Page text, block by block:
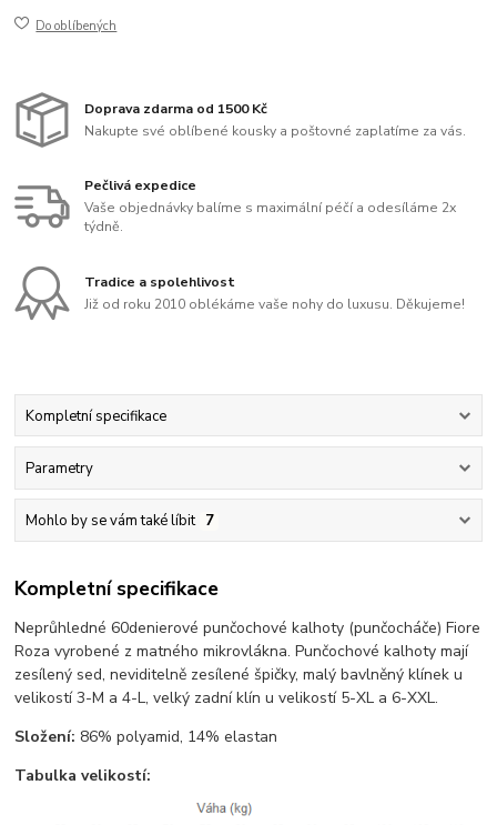
Do oblíbených
Doprava zdarma od 1500 Kč
Nakupte své oblíbené kousky a poštovné zaplatíme za vás.
Pečlivá expedice
Vaše objednávky balíme s maximální péčí a odesíláme 2x
týdně.
Tradice a spolehlivost
Již od roku 2010 oblékáme vaše nohy do luxusu. Děkujeme!
Kompletní specifikace
Parametry
Mohlo by se vám také líbit 7
Kompletní specifikace
Neprůhledné 60denierové punčochové kalhoty (punčocháče) Fiore
Roza vyrobené z matného mikrovlákna. Punčochové kalhoty mají
zesílený sed, neviditelně zesílené špičky, malý bavlněný klínek u
velikostí 3-M a 4-L, velký zadní klín u velikostí 5-XL a 6-XXL.
Složení: 86% polyamid, 14% elastan
Tabulka velikostí: